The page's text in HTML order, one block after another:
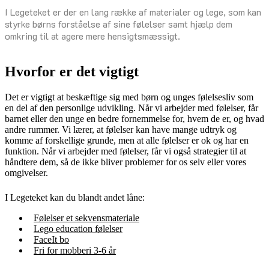
I Legeteket er der en lang række af materialer og lege, som kan
styrke børns forståelse af sine følelser samt hjælp dem
omkring til at agere mere hensigtsmæssigt.
Hvorfor er det vigtigt
Det er vigtigt at beskæftige sig med børn og unges følelsesliv som
en del af den personlige udvikling. Når vi arbejder med følelser, får
barnet eller den unge en bedre fornemmelse for, hvem de er, og hvad
andre rummer. Vi lærer, at følelser kan have mange udtryk og
komme af forskellige grunde, men at alle følelser er ok og har en
funktion. Når vi arbejder med følelser, får vi også strategier til at
håndtere dem, så de ikke bliver problemer for os selv eller vores
omgivelser.
I Legeteket kan du blandt andet låne:
Følelser et sekvensmateriale
Lego education følelser
FaceIt bo
Fri for mobberi 3-6 år